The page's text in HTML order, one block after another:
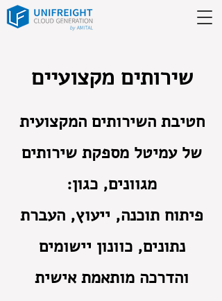
שירותים מקצועיים
חטיבת השירותים המקצועית
של עמיטל מספקת שירותים
מגוונים, כגון:
פיתוח תוכנה, ייעוץ, העברת
נתונים, כוונון יישומים
והדרכה מותאמת אישית